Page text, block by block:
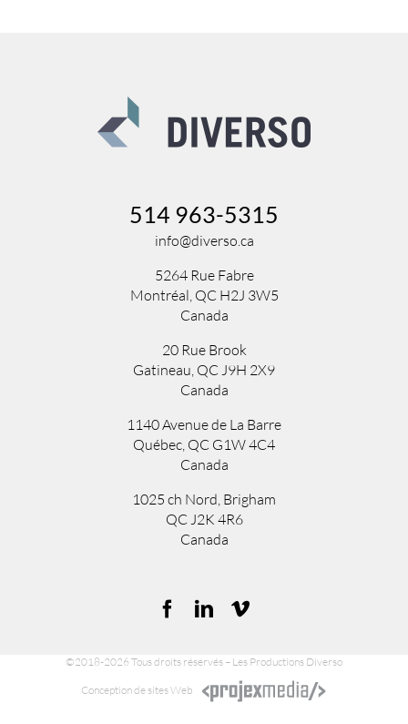
514 963-5315
info@diverso.ca
5264 Rue Fabre
Montréal, QC H2J 3W5
Canada
20 Rue Brook
Gatineau, QC J9H 2X9
Canada
1140 Avenue de La Barre
Québec, QC G1W 4C4
Canada
1025 ch Nord, Brigham
QCJ2K 4R6
Canada
©2018-2026 Tous droits réservés – Les Productions Diverso
Conception de sites Web